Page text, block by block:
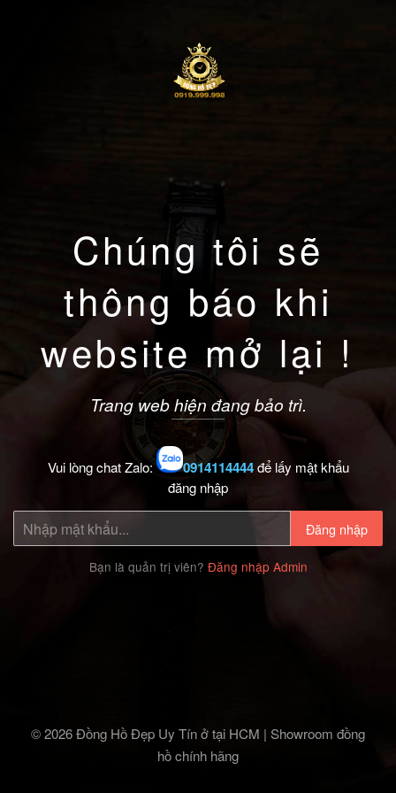
Chúng tôi sẽ
thông báo khi
website mở lại !
Trang web hiện đang bảo trì.
Vui lòng chat Zalo: 0914114444để lấy mật khẩu
đăng nhập
Đăng nhập
Bạn là quản trị viên? Đăng nhập Admin
© 2026 Đồng Hồ Đẹp Uy Tín ở tại HCM | Showroom đồng
hồ chính hãng‎